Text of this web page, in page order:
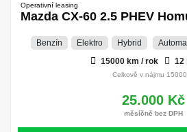
Operativní leasing
Mazda CX-60 2.5 PHEV
Benzín Elektro Hybrid
15000 km / rok
12
Celkově v nájmu
25.000 Kč
měsíčně bez DPH